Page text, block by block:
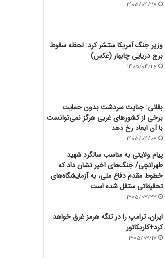
1405/04/27
وزیر جنگ آمریکا منتشر کرد: لحظه سقوط
برج دریایی چابهار (عکس)
1405/04/26
بقائی: جنایت سردشت بدون حمایت
برخی از کشورهای غربی هرگز نمی‌توانست
با آن ابعاد رخ دهد
1405/04/07
پیام ولایتی به مناسب سالگرد شهید
طهرانچی/ جنگ‌های اخیر نشان داد که
خطوط مقدم دفاع ملی، به آزمایشگاه‌های
تحقیقاتی منتقل شده است
1405/03/23
ایران، ترامپ را در تنگه هرمز غرق خواهد
کرد+کاریکاتور
1405/02/17